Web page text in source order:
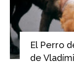
El Perro
de